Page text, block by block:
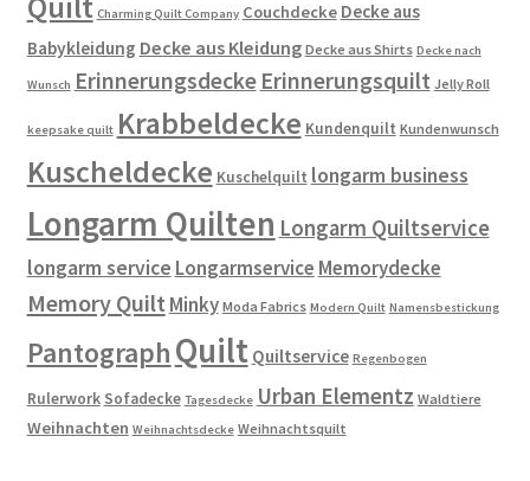
Charming Quilt Company Couchdecke Decke aus
Babykleidung Decke aus Kleidung Decke aus Shirts Decke nach
Wunsch Erinnerungsdecke Erinnerungsquilt Jelly Roll
keepsake quilt Krabbeldecke Kundenquilt Kundenwunsch
Kuscheldecke Kuschelquilt longarm business
Longarm Quilten Longarm Quiltservice
longarm service Longarmservice Memorydecke
Memory Quilt Minky Moda Fabrics Modern Quilt Namensbestickung
Pantograph Quilt Quiltservice Regenbogen
Rulerwork Sofadecke Tagesdecke Urban Elementz Waldtiere
Weihnachten Weihnachtsdecke Weihnachtsquilt